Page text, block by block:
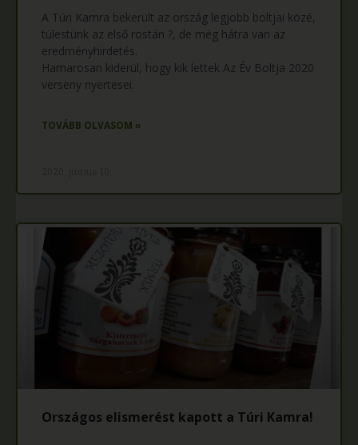
A Túri Kamra bekerült az ország legjobb boltjai közé,
túlestünk az első rostán ?, de még hátra van az
eredményhirdetés.
Hamarosan kiderül, hogy kik lettek Az Év Boltja 2020
verseny nyertesei.
TOVÁBB OLVASOM »
Országos elismerést kapott a Túri Kamra!